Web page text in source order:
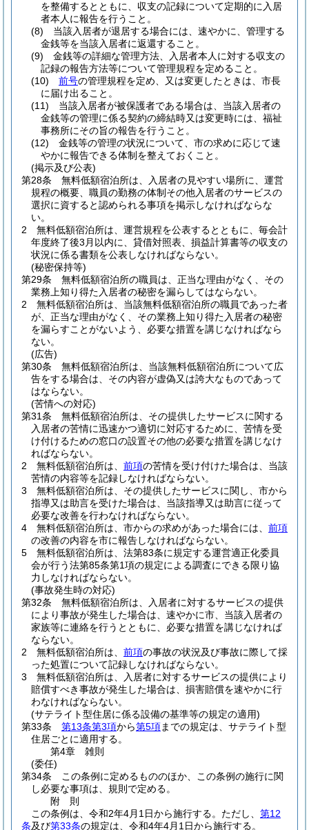
を整備するとともに、収支の記録について定期的に入居
者本人に報告を行うこと。
(8)
当該入居者が退居する場合には、速やかに、管理する
金銭等を当該入居者に返還すること。
(9)
金銭等の詳細な管理方法、入居者本人に対する収支の
記録の報告方法等について管理規程を定めること。
(10)
前号の管理規程を定め、又は変更したときは、市長
に届け出ること。
(11)
当該入居者が被保護者である場合は、当該入居者の
金銭等の管理に係る契約の締結時又は変更時には、福祉
事務所にその旨の報告を行うこと。
(12)
金銭等の管理の状況について、市の求めに応じて速
やかに報告できる体制を整えておくこと。
(掲示及び公表)
第28条
無料低額宿泊所は、入居者の見やすい場所に、運営
規程の概要、職員の勤務の体制その他入居者のサービスの
選択に資すると認められる事項を掲示しなければならな
い。
2
無料低額宿泊所は、運営規程を公表するとともに、毎会計
年度終了後3月以内に、貸借対照表、損益計算書等の収支の
状況に係る書類を公表しなければならない。
(秘密保持等)
第29条
無料低額宿泊所の職員は、正当な理由がなく、その
業務上知り得た入居者の秘密を漏らしてはならない。
2
無料低額宿泊所は、当該無料低額宿泊所の職員であった者
が、正当な理由がなく、その業務上知り得た入居者の秘密
を漏らすことがないよう、必要な措置を講じなければなら
ない。
(広告)
第30条
無料低額宿泊所は、当該無料低額宿泊所について広
告をする場合は、その内容が虚偽又は誇大なものであって
はならない。
(苦情への対応)
第31条
無料低額宿泊所は、その提供したサービスに関する
入居者の苦情に迅速かつ適切に対応するために、苦情を受
け付けるための窓口の設置その他の必要な措置を講じなけ
ればならない。
2
無料低額宿泊所は、 前項の苦情を受け付けた場合は、当該
苦情の内容等を記録しなければならない。
3
無料低額宿泊所は、その提供したサービスに関し、市から
指導又は助言を受けた場合は、当該指導又は助言に従って
必要な改善を行わなければならない。
4
無料低額宿泊所は、市からの求めがあった場合には、 前項
の改善の内容を市に報告しなければならない。
5
無料低額宿泊所は、法第83条に規定する運営適正化委員
会が行う法第85条第1項の規定による調査にできる限り協
力しなければならない。
(事故発生時の対応)
第32条
無料低額宿泊所は、入居者に対するサービスの提供
により事故が発生した場合は、速やかに市、当該入居者の
家族等に連絡を行うとともに、必要な措置を講じなければ
ならない。
2
無料低額宿泊所は、 前項の事故の状況及び事故に際して採
った処置について記録しなければならない。
3
無料低額宿泊所は、入居者に対するサービスの提供により
賠償すべき事故が発生した場合は、損害賠償を速やかに行
わなければならない。
(サテライト型住居に係る設備の基準等の規定の適用)
第33条
第13条第3項から第5項までの規定は、サテライト型
住居ごとに適用する。
第4章
雑則
(委任)
第34条
この条例に定めるもののほか、この条例の施行に関
し必要な事項は、規則で定める。
附 則
この条例は、令和2年4月1日から施行する。 ただし、 第12
条及び第33条の規定は、令和4年4月1日から施行する。